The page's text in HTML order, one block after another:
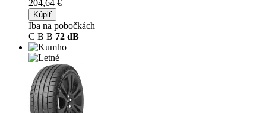
204,64 €
Kúpiť
Iba na pobočkách
C B B 72 dB